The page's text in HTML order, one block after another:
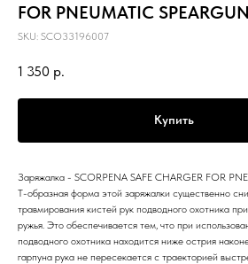
FOR PNEUMATIC
SKU: SCO33196007
1 350 р.
Купить
Заряжалка - SCORPENA SAFE CHARGER FOR
Т-образная форма этой заряжалки существенно
травмирования кистей рук подводного охотника
ружья. Это обеспечивается тем, что при
подводного охотника находится ниже острия
гарпуна рука не пересекается с траекторией